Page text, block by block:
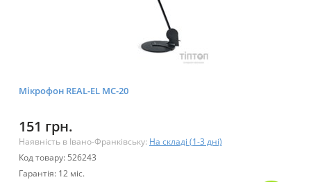
Мікрофон REAL-EL MC-20
151 грн.
Наявність в Івано-Франківську: На складі (1-3 дні)
Код товару: 526243
Гарантія: 12 міс.